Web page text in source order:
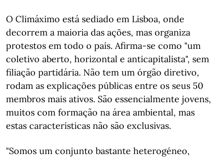
O Climáximo está sediado em Lisboa, onde
decorrem a maioria das ações, mas organiza
protestos em todo o país. Afirma-se como "um
coletivo aberto, horizontal e anticapitalista", sem
filiação partidária. Não tem um órgão diretivo,
rodam as explicações públicas entre os seus 50
membros mais ativos. São essencialmente jovens,
muitos com formação na área ambiental, mas
estas características não são exclusivas.
"Somos um conjunto bastante heterogéneo,